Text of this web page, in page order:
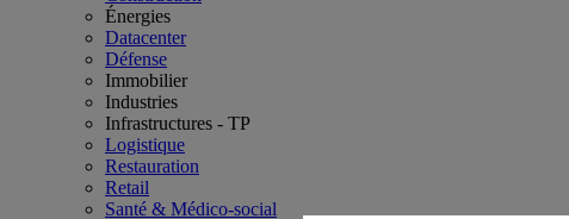
Énergies
Datacenter
Défense
Immobilier
Industries
Infrastructures - TP
Logistique
Restauration
Retail
Santé & Médico-social